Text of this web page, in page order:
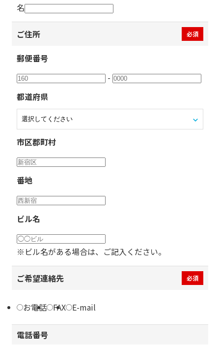
名
ご住所 必須
郵便番号
-
都道府県
市区郡町村
番地
ビル名
※ビル名がある場合は、ご記入ください。
ご希望連絡先 必須
お電話 FAX E-mail
電話番号